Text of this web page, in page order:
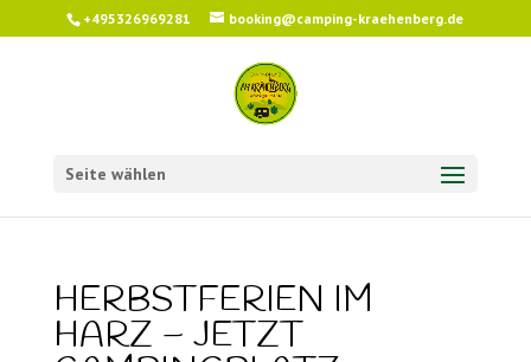
+495326969281 booking@camping-kraehenberg.de
Seite wählen
HERBSTFERIEN IM
HARZ – JETZT